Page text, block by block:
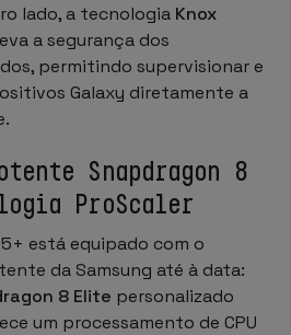
lado, a tecnologia Knox
a segurança dos
permitindo supervisionar e
Galaxy diretamente a
Snapdragon 8
ProScaler
está equipado com o
da Samsung até à data:
8 Elite personalizado
um processamento de CPU